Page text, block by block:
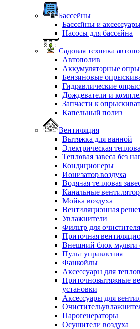
Бассейны
Бассейны и аксессуары
Насосы для бассейна
Садовая техника
Автополив
Аккумуляторные
Бензиновые
Гидравлические
Дождеватели и
Запчасти к
Капельный полив
Вентиляция
Вытяжка для ванной
Электрическая
Тепловая завеса без
Кондиционеры
Ионизатор воздуха
Водяная тепловая
Канальные
Мойка воздуха
Вентиляционная
Увлажнители
Фильтр для
Приточная
Внешний блок мульти
Пульт управления
Фанкойлы
Аксессуары для
Приточновытяжные
установки
Аксессуары для
Парогенераторы
Осушители воздуха